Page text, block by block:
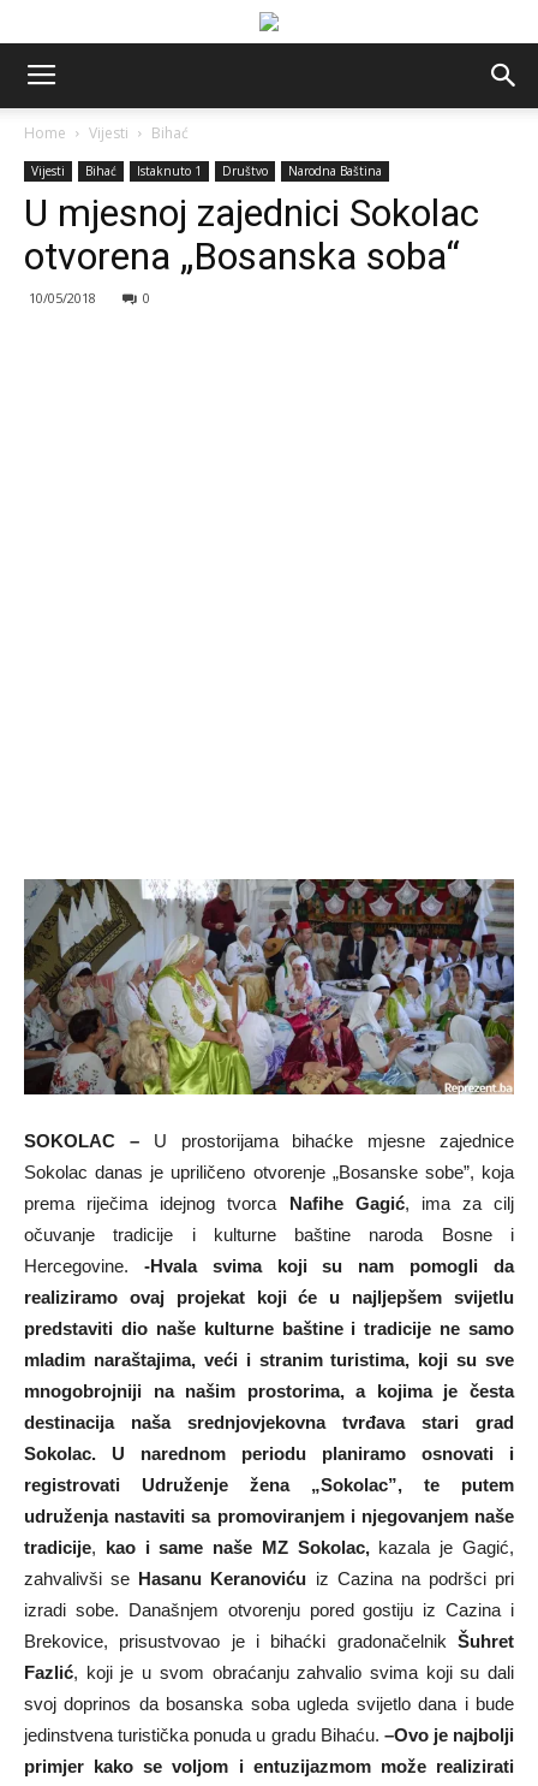
Home Vijesti Bihać
Vijesti Bihać Istaknuto 1 Društvo Narodna Baština
U mjesnoj zajednici Sokolac
otvorena „Bosanska soba“
10/05/2018 0
SOKOLAC –U prostorijama bihaćke mjesne zajednice
Sokolac danas je upriličeno otvorenje „Bosanske sobe”, koja
prema riječima idejnog tvorca Nafihe Gagić, ima za cilj
očuvanje tradicije i kulturne baštine naroda Bosne i
Hercegovine. -Hvala svima koji su nam pomogli da
realiziramo ovaj projekat koji će u najljepšem svijetlu
predstaviti dio naše kulturne baštine i tradicije ne samo
mladim naraštajima, veći i stranim turistima, koji su sve
mnogobrojniji na našim prostorima, a kojima je česta
destinacija naša srednjovjekovna tvrđava stari grad
Sokolac. U narednom periodu planiramo osnovati i
registrovati Udruženje žena „Sokolac”, te putem
udruženja nastaviti sa promoviranjem i njegovanjem naše
tradicije, kao i same naše MZ Sokolac, kazala je Gagić,
zahvalivši se Hasanu Keranoviću iz Cazina na podršci pri
izradi sobe. Današnjem otvorenju pored gostiju iz Cazina i
Brekovice, prisustvovao je i bihaćki gradonačelnik Šuhret
Fazlić, koji je u svom obraćanju zahvalio svima koji su dali
svoj doprinos da bosanska soba ugleda svijetlo dana i bude
jedinstvena turistička ponuda u gradu Bihaću. –Ovo je najbolji
primjer kako se voljom i entuzijazmom može realizirati